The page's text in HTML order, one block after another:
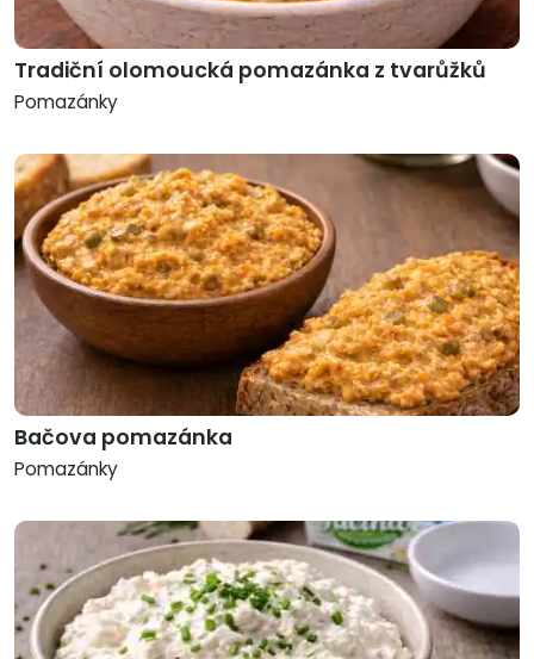
Tradiční olomoucká pomazánka z tvarůžků
Pomazánky
Bačova pomazánka
Pomazánky